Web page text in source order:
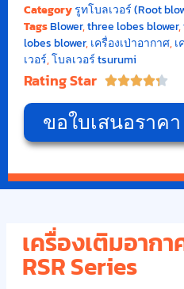
Categoryรูทโบลเวอร์ (Root
TagsBlower,three lobes blower,
lobes blower,เครื่องเป่าอากาศ,
เวอร์,โบลเวอร์ tsurumi
Rating Star 
ขอใบเสนอราคา
เครื่องเติมอากา
RSR Series